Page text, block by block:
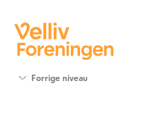
Forrige niveau